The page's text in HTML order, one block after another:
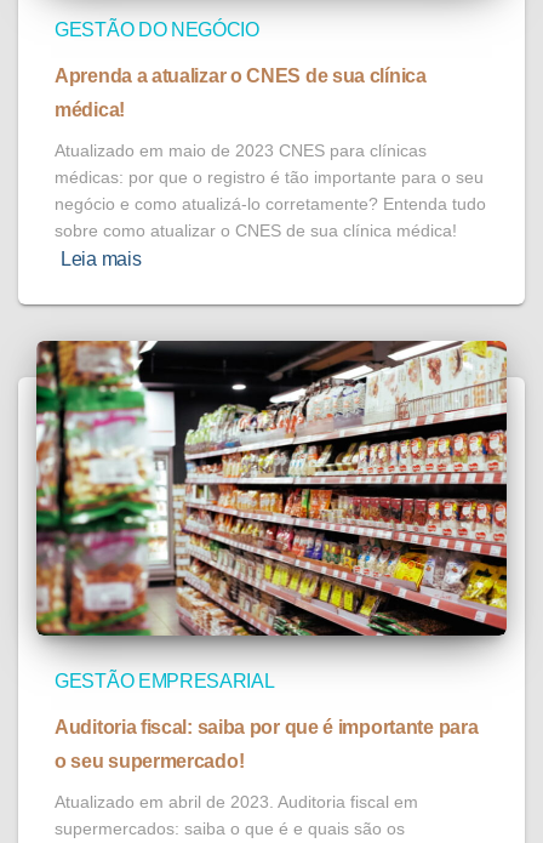
GESTÃO DO NEGÓCIO
Aprenda a atualizar o CNES de sua clínica
médica!
Atualizado em maio de 2023 CNES para clínicas
médicas: por que o registro é tão importante para o seu
negócio e como atualizá-lo corretamente? Entenda tudo
sobre como atualizar o CNES de sua clínica médica!
Leia mais
GESTÃO EMPRESARIAL
Auditoria fiscal: saiba por que é importante para
o seu supermercado!
Atualizado em abril de 2023. Auditoria fiscal em
supermercados: saiba o que é e quais são os